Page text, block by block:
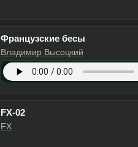
Владимир Высоцкий
OUVIR Spotify Apple Music
VO-01
VO